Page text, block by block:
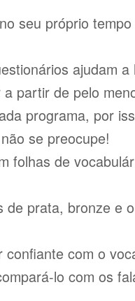
seu próprio
ajudam
partir de pelo
programa, por
se preocupe!
folhas de
de prata, bronze e
confiante com o
lo com os